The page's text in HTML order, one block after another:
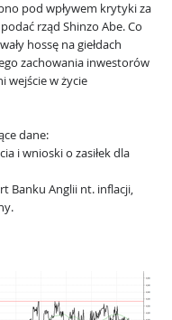
pod wpływem krytyki za
rząd Shinzo Abe. Co
hossę na giełdach
zachowania inwestorów
wejście w życie
dane:
i wnioski o zasiłek dla
Banku Anglii nt. inflacji,